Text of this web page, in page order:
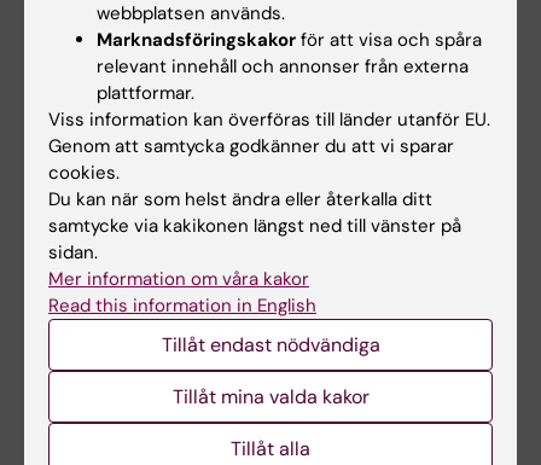
ARTICLE:JOURNAL OF BIOLOGICAL
CHEMISTRY.2006;281(39):29096-29104
Degradation of the amyloid β-protein by the
novel mitochondrial peptidasome, PreP
Falkevall A; Alikhani N; Bhushan S; Pavlov PF;
Busch K; Johnson KA; Eneqvist T; Tjernberg L;
Ankarcrona M; Glaser E
ARTICLE:PLANT MOLECULAR BIOLOGY.
2003;52(2):259-271
Investigations on the in vitro import ability of
mitochondrial precursor proteins synthesized
in wheat germ transcription-translation
extract.
Dessi P; Pavlov PF; Wållberg F; Rudhe C; Brack
S; Whelan J; Glaser E
webbplatsen används.
Marknadsföringskakor för att visa och spåra
relevant innehåll och annonser från externa
plattformar.
Viss information kan överföras till länder utanför EU.
Genom att samtycka godkänner du att vi sparar
cookies.
Du kan när som helst ändra eller återkalla ditt
samtycke via kakikonen längst ned till vänster på
sidan.
Mer information om våra kakor
Read this information in English
Tillåt endast nödvändiga
Tillåt mina valda kakor
Tillåt alla